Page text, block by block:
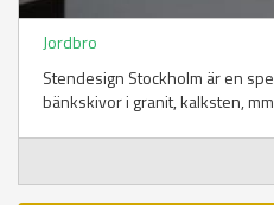
Jordbro
Stendesign Stockholm är en
bänkskivor i granit, kalksten, mm